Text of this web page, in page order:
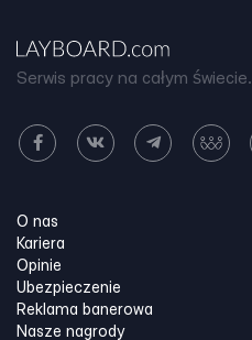
Serwis pracy na całym świecie.
O nas
Kariera
Opinie
Ubezpieczenie
Reklama banerowa
Nasze nagrody